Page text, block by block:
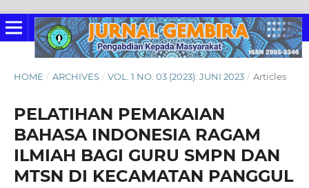
HOME / ARCHIVES / VOL. 1 NO. 03 (2023): JUNI 2023 / Articles
PELATIHAN PEMAKAIAN
BAHASA INDONESIA RAGAM
ILMIAH BAGI GURU SMPN DAN
MTSN DI KECAMATAN PANGGUL